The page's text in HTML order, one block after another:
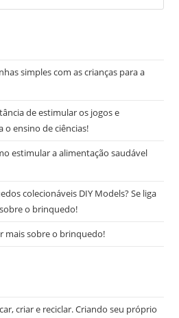
simples com as crianças para a
de estimular os jogos e
o ensino de ciências!
estimular a alimentação saudável
colecionáveis DIY Models? Se liga
o brinquedo!
mais sobre o brinquedo!
criar e reciclar. Criando seu próprio